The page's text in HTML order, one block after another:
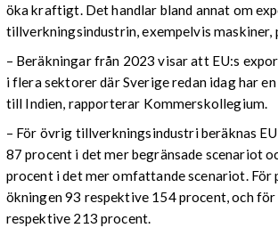
öka kraftigt. Det handlar bland annat om
tillverkningsindustrin, exempelvis maskiner,
– Beräkningar från 2023 visar att EU:s
i flera sektorer där Sverige redan idag har
till Indien, rapporterar Kommerskollegium.
– För övrig tillverkningsindustri beräknas
87 procent i det mer begränsade scenariot
procent i det mer omfattande scenariot. För
ökningen 93 respektive 154 procent, och
respektive 213 procent.